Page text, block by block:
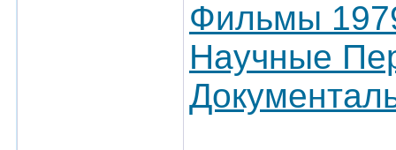
Фильмы
Научные